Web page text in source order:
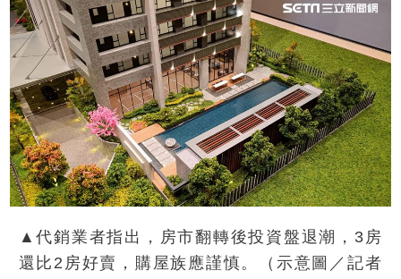
▲代銷業者指出，房市翻轉後投資盤退潮，3房
還比2房好賣，購屋族應謹慎。（示意圖／記者